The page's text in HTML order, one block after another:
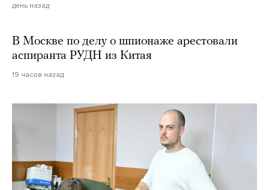
день назад
В Москве по делу о шпионаже арестовали
аспиранта РУДН из Китая
19 часов назад